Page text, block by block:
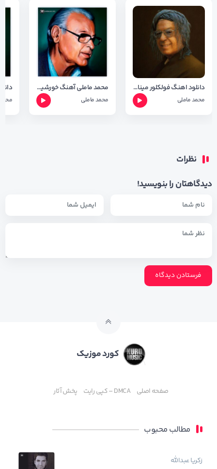
دانلود اهنگ فولکلور مینا با صدای محمد ماملی با کیفیت 320
محمد ماملی
محمد ماملی آهنگ خورشیده خاور
محمد ماملی
نظرات
دیدگاهتان را بنویسید!
کورد موزیک
صفحه اصلی DMCA – کپی رایت پخش آثار
مطالب محبوب
زکریا عبدالله